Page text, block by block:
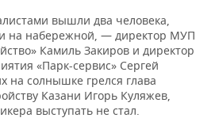
вышли два человека,
на набережной, — директор МУП
Камиль Закиров и директор
«Парк-сервис» Сергей
на солнышке грелся глава
Казани Игорь Куляжев,
выступать не стал.